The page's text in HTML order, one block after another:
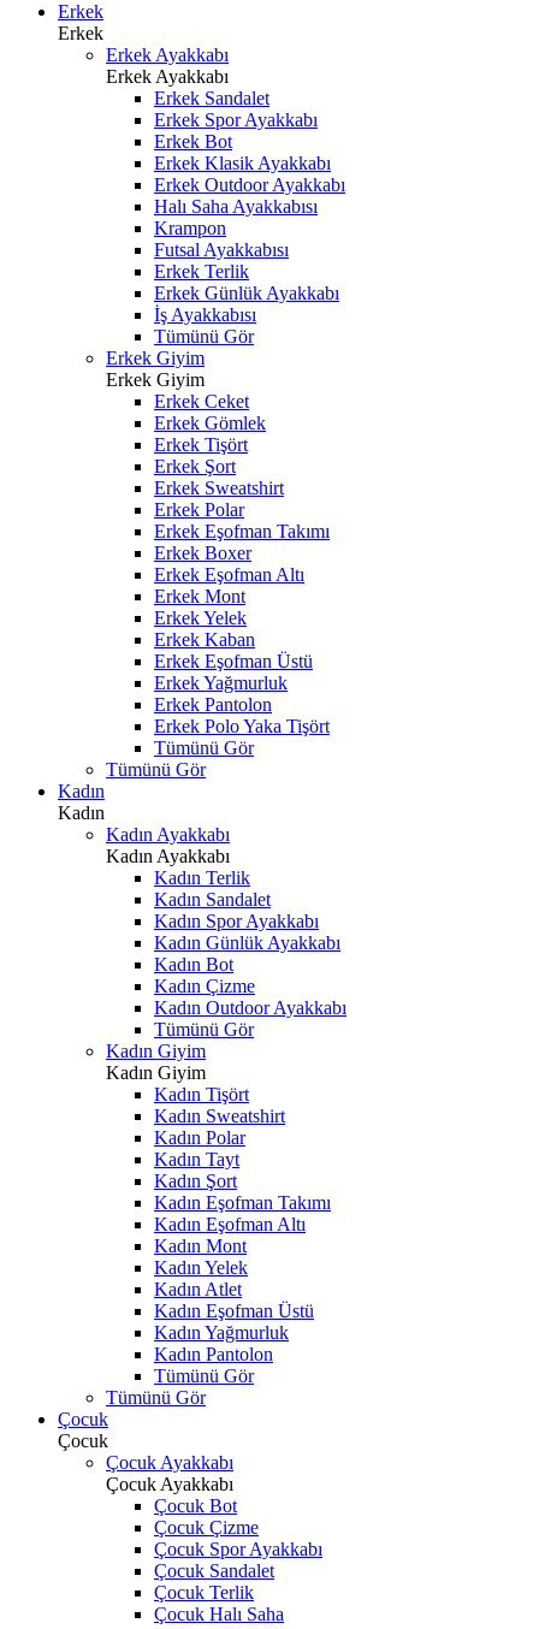
Erkek
Erkek
Erkek Ayakkabı
Erkek Ayakkabı
Erkek Sandalet
Erkek Spor Ayakkabı
Erkek Bot
Erkek Klasik Ayakkabı
Erkek Outdoor Ayakkabı
Halı Saha Ayakkabısı
Krampon
Futsal Ayakkabısı
Erkek Terlik
Erkek Günlük Ayakkabı
İş Ayakkabısı
Tümünü Gör
Erkek Giyim
Erkek Giyim
Erkek Ceket
Erkek Gömlek
Erkek Tişört
Erkek Şort
Erkek Sweatshirt
Erkek Polar
Erkek Eşofman Takımı
Erkek Boxer
Erkek Eşofman Altı
Erkek Mont
Erkek Yelek
Erkek Kaban
Erkek Eşofman Üstü
Erkek Yağmurluk
Erkek Pantolon
Erkek Polo Yaka Tişört
Tümünü Gör
Tümünü Gör
Kadın
Kadın
Kadın Ayakkabı
Kadın Ayakkabı
Kadın Terlik
Kadın Sandalet
Kadın Spor Ayakkabı
Kadın Günlük Ayakkabı
Kadın Bot
Kadın Çizme
Kadın Outdoor Ayakkabı
Tümünü Gör
Kadın Giyim
Kadın Giyim
Kadın Tişört
Kadın Sweatshirt
Kadın Polar
Kadın Tayt
Kadın Şort
Kadın Eşofman Takımı
Kadın Eşofman Altı
Kadın Mont
Kadın Yelek
Kadın Atlet
Kadın Eşofman Üstü
Kadın Yağmurluk
Kadın Pantolon
Tümünü Gör
Tümünü Gör
Çocuk
Çocuk
Çocuk Ayakkabı
Çocuk Ayakkabı
Çocuk Bot
Çocuk Çizme
Çocuk Spor Ayakkabı
Çocuk Sandalet
Çocuk Terlik
Çocuk Halı Saha